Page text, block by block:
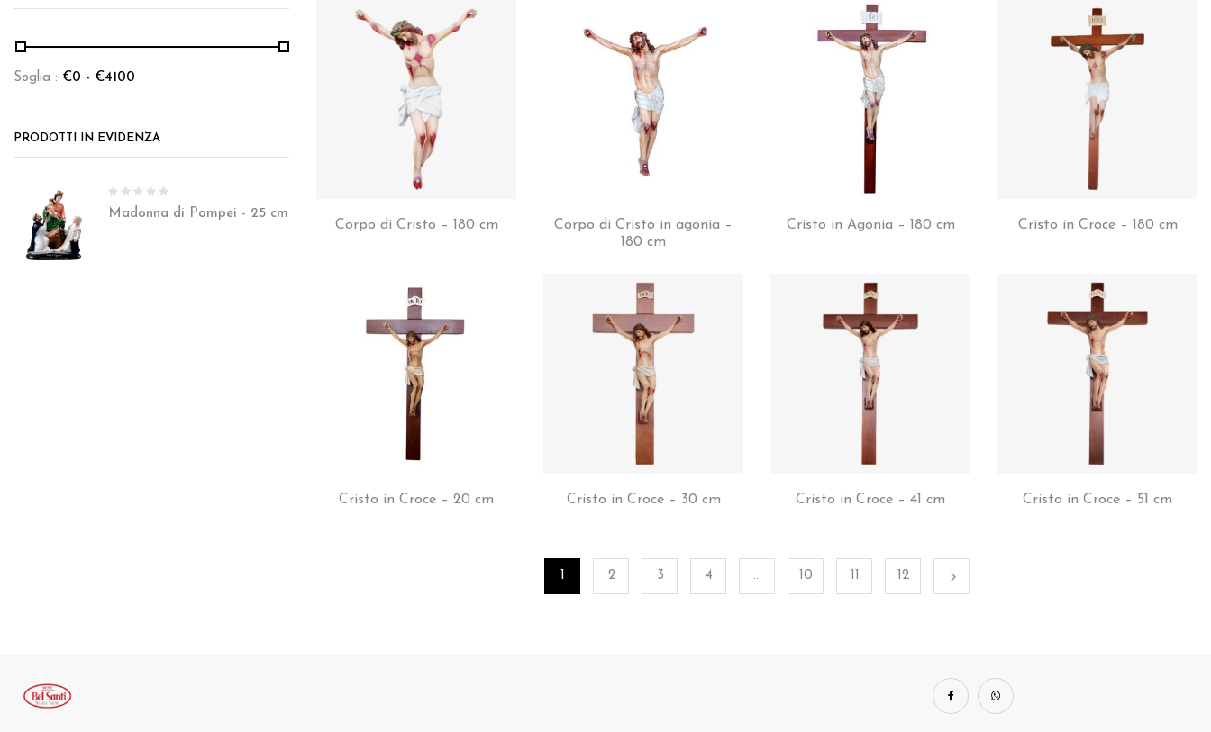
Soglia : €0 - €4100
PRODOTTI IN EVIDENZA
Madonna di Pompei - 25 cm
Corpo di Cristo – 180 cm
Corpo di Cristo in agonia –
180 cm
Cristo in Agonia – 180 cm Cristo in Croce – 180 cm
Cristo in Croce – 20 cm Cristo in Croce – 30 cm Cristo in Croce – 41 cm Cristo in Croce – 51 cm
1 2 3 4 … 10 11 12